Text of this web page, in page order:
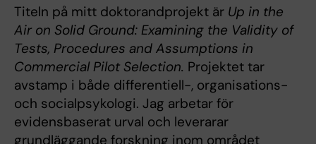
Titeln på mitt doktorandprojekt är Up in the
Air on Solid Ground: Examining the Validity of
Tests, Procedures and Assumptions in
Commercial Pilot Selection. Projektet tar
avstamp i både differentiell-, organisations-
och socialpsykologi. Jag arbetar för
evidensbaserat urval och leverarar
grundläggande forskning inom området